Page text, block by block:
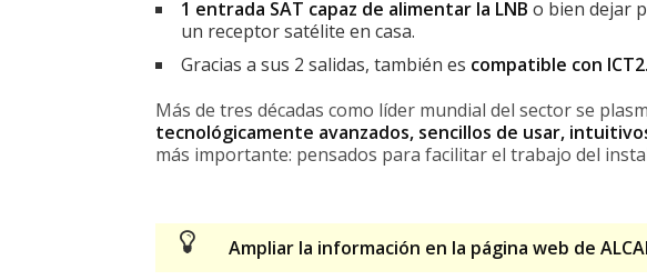
1 entrada SAT capaz de alimentar la LNB o bien dejar
un receptor satélite en casa.
Gracias a sus 2 salidas, también es compatible con ICT2.
Más de tres décadas como líder mundial del sector se
tecnológicamente avanzados, sencillos de usar,
más importante: pensados para facilitar el trabajo del
Ampliar la información en la página web de